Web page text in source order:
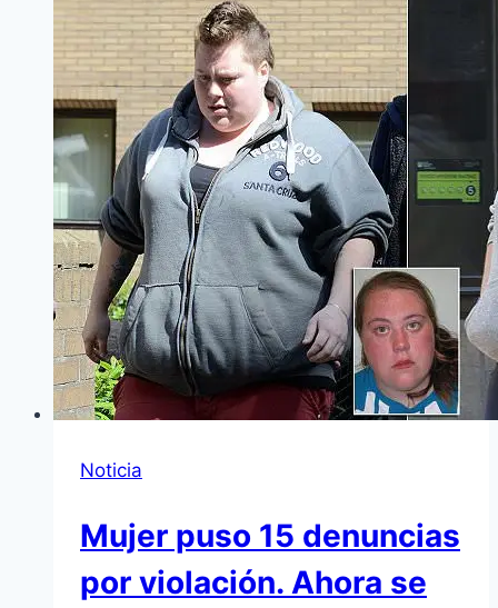
Noticia
Mujer puso 15 denuncias
por violación. Ahora se